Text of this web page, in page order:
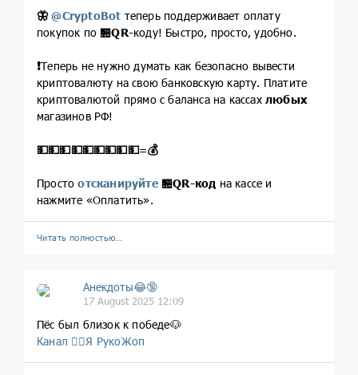
🦋 @CryptoBot теперь поддерживает оплату
покупок по🏪QR-коду! Быстро, просто, удобно.
❗️Теперь не нужно думать как безопасно вывести
криптовалюту на свою банковскую карту. Платите
криптовалютой прямо с баланса на кассах любых
магазинов РФ!
💵💵💵💵💵💵💵💵💵=💰
Простоотсканируйте 🏪QR-код на кассе и
нажмите «Оплатить».
Читать полностью…
Анекдоты😂🔞
17 August 2025 12:09
Пёс был близок к победе🐶
Канал 🤦‍♂️Я РукоЖоп